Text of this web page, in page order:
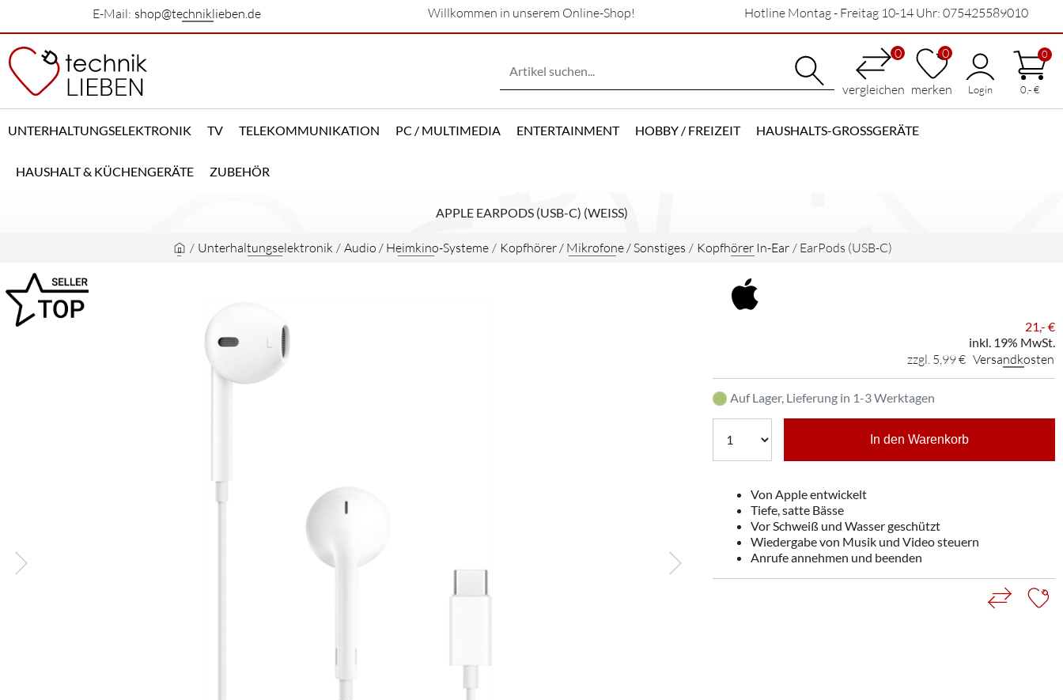
E-Mail: shop@techniklieben.de Willkommen in unserem Online-Shop! Hotline Montag - Freitag 10-14 Uhr: 075425589010
0
vergleichen
0
merken Login
0
0,- €
UNTERHALTUNGSELEKTRONIK TV TELEKOMMUNIKATION PC / MULTIMEDIA ENTERTAINMENT HOBBY / FREIZEIT HAUSHALTS-GROSSGERÄTE
HAUSHALT & KÜCHENGERÄTE ZUBEHÖR
APPLE EARPODS (USB-C) (WEISS)
/ Unterhaltungselektronik / Audio / Heimkino-Systeme / Kopfhörer / Mikrofone / Sonstiges / Kopfhörer In-Ear / EarPods (USB-C)
21,- €
inkl. 19% MwSt.
zzgl. 5,99 € Versandkosten
Auf Lager, Lieferung in 1-3 Werktagen
In den Warenkorb
Von Apple entwickelt
Tiefe, satte Bässe
Vor Schweiß und Wasser geschützt
Wiedergabe von Musik und Video steuern
Anrufe annehmen und beenden